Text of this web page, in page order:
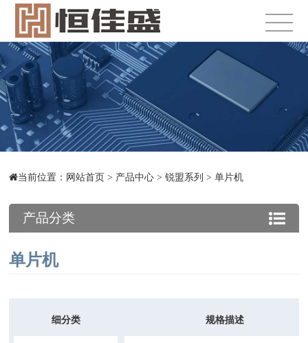
当前位置： 网站首页 > 产品中心 >锐盟系列 >单片机
产品分类
单片机
细分类 规格描述